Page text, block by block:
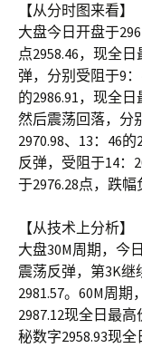
【从分时图来看】
大盘今日开盘于
点2958.46，现全
弹，分别受阻于9：
的2986.91，现全
然后震荡回落，分
2970.98、13：46
反弹，受阻于14：
于2976.28点，跌幅
【从技术上分析】
大盘30M周期，今
震荡反弹，第3K继
2981.57。60M周
2987.12现全日最
秘数字2958.93现